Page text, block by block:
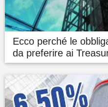
Ecco perché le
da preferire ai